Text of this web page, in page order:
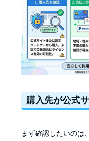
購入先が公式
まず確認したいのは